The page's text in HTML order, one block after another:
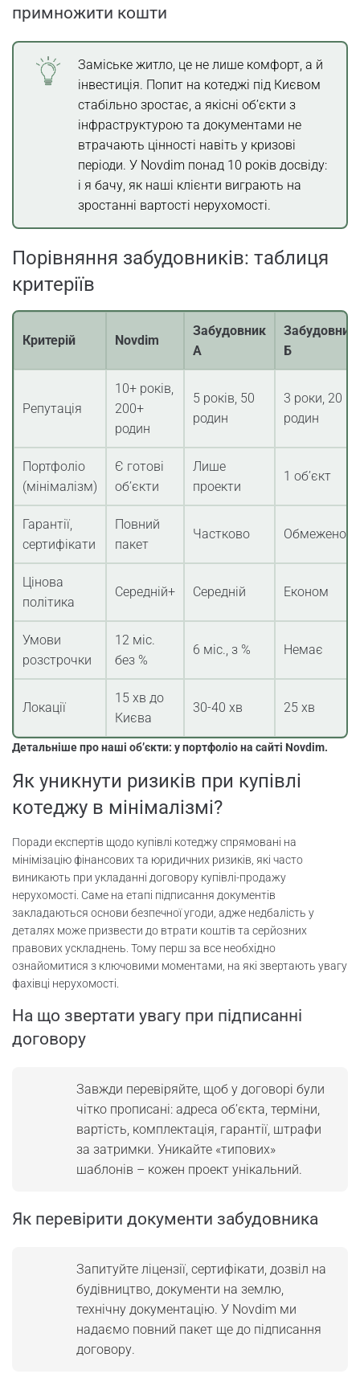
примножити кошти
Заміське житло, це не лише комфорт, а й
інвестиція. Попит на котеджі під Києвом
стабільно зростає, а якісні об’єкти з
інфраструктурою та документами не
втрачають цінності навіть у кризові
періоди. У Novdim понад 10 років досвіду:
і я бачу, як наші клієнти виграють на
зростанні вартості нерухомості.
Порівняння забудовників: таблиця
критеріїв
Критерій Novdim
Забудовник
А
Забудовник
Б
Репутація
10+ років,
200+
родин
5 років, 50
родин
3 роки, 20
родин
Портфоліо
(мінімалізм)
Є готові
об’єкти
Лише
проекти
1 об’єкт
Гарантії,
сертифікати
Повний
пакет
Частково Обмежено
Цінова
політика
Середній+ Середній Економ
Умови
розстрочки
12 міс.
без %
6 міс., з % Немає
Локації
15 хв до
Києва
30-40 хв 25 хв
Детальніше про наші об’єкти: у портфоліо на сайті Novdim.
Як уникнути ризиків при купівлі
котеджу в мінімалізмі?
Поради експертів щодо купівлі котеджу спрямовані на
мінімізацію фінансових та юридичних ризиків, які часто
виникають при укладанні договору купівлі-продажу
нерухомості. Саме на етапі підписання документів
закладаються основи безпечної угоди, адже недбалість у
деталях може призвести до втрати коштів та серйозних
правових ускладнень. Тому перш за все необхідно
ознайомитися з ключовими моментами, на які звертають увагу
фахівці нерухомості.
На що звертати увагу при підписанні
договору
Завжди перевіряйте, щоб у договорі були
чітко прописані: адреса об’єкта, терміни,
вартість, комплектація, гарантії, штрафи
за затримки. Уникайте «типових»
шаблонів – кожен проект унікальний.
Як перевірити документи забудовника
Запитуйте ліцензії, сертифікати, дозвіл на
будівництво, документи на землю,
технічну документацію. У Novdim ми
надаємо повний пакет ще до підписання
договору.